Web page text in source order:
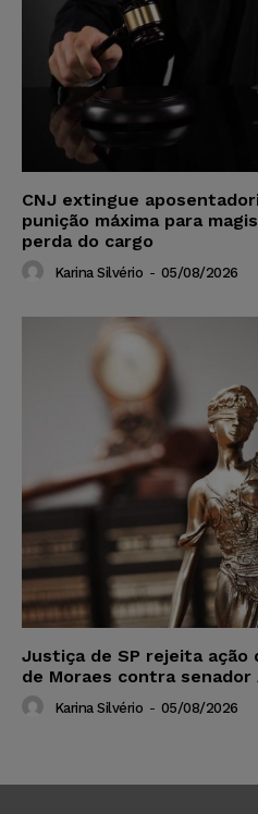
CNJ extingue
punição máxima para
perda do cargo
Karina Silvério - 05/08/2026
Justiça de SP rejeita ação
de Moraes contra senador
Karina Silvério - 05/08/2026